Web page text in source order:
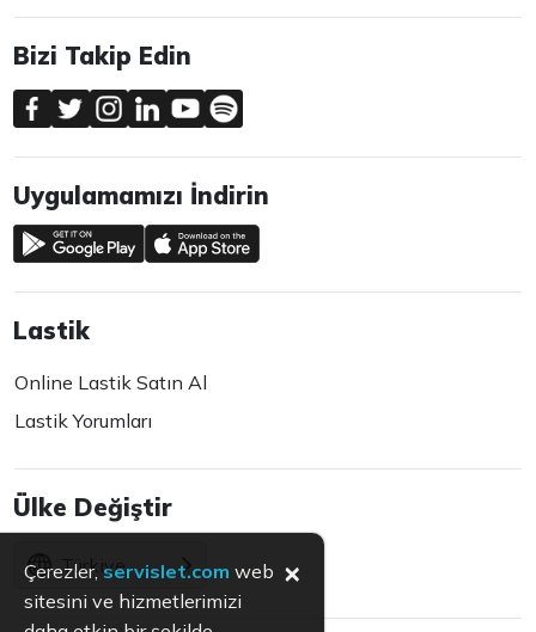
Bizi Takip Edin
Uygulamamızı İndirin
Lastik
Online Lastik Satın Al
Lastik Yorumları
Ülke Değiştir
Türkiye
Çerezler, servislet.com web
sitesini ve hizmetlerimizi
×